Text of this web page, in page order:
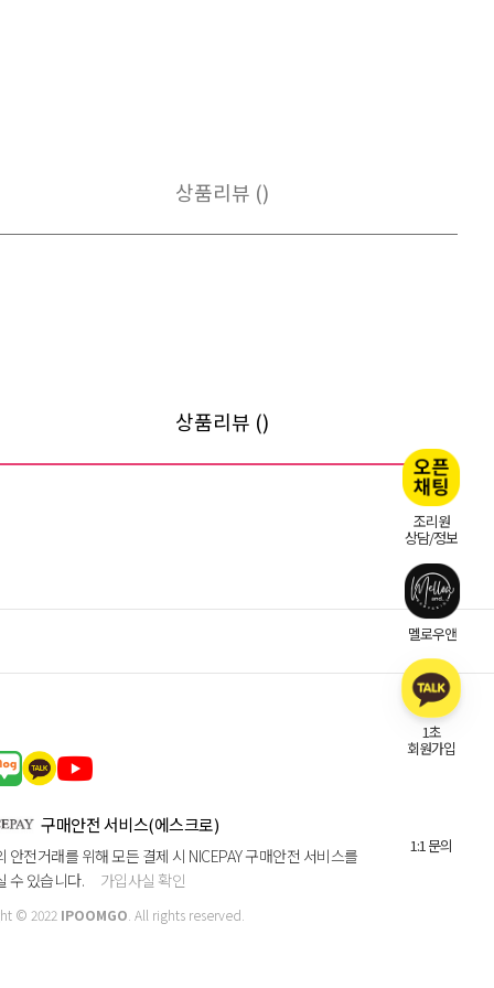
상품리뷰 ()
상품리뷰 ()
구매안전 서비스(에스크로)
안전거래를 위해 모든 결제 시 NICEPAY 구매안전 서비스를
수 있습니다.
가입사실 확인
© 2022 IPOOMGO . All rights reserved.
조리원
상담/정보
멜로우앤
1초
회원가입
1:1 문의